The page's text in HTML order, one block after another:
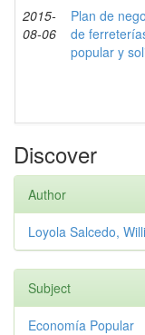
2015-
08-06
Plan de
de
popular y
Discover
Author
Loyola Salcedo,
Subject
Economía Popular